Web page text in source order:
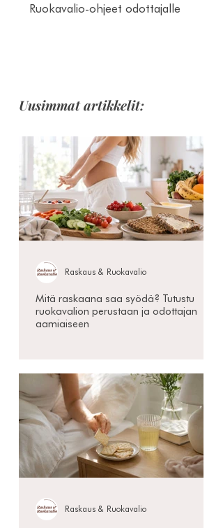
Ruokavalio-ohjeet odottajalle
Uusimmat artikkelit:
Mitä raskaana saa syödä? Tutustu
ruokavalion perustaan ja odottajan
aamiaiseen
Raskaus & Ruokavalio
Raskaus & Ruokavalio